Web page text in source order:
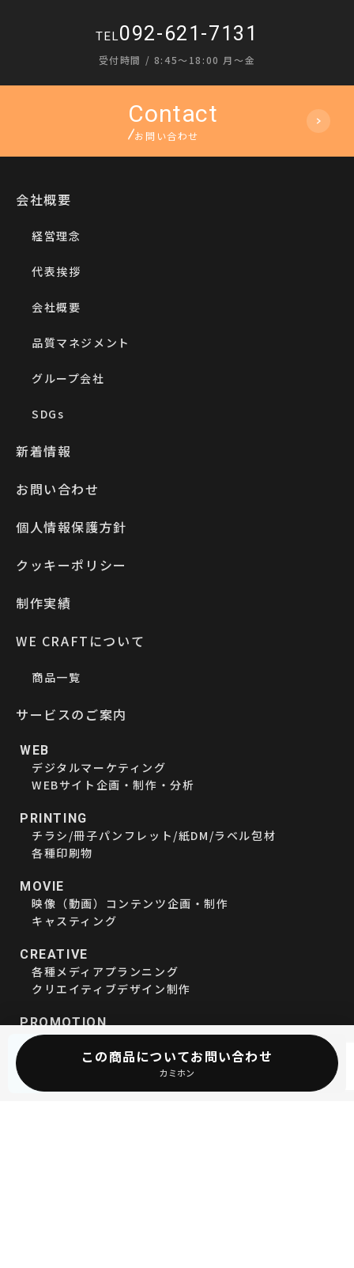
この商品についてお問い合わせ
カミホン
TEL092-621-7131
受付時間 / 8:45〜18:00 月〜金
お問い合わせ
会社概要
経営理念
代表挨拶
会社概要
品質マネジメント
グループ会社
SDGs
新着情報
お問い合わせ
個人情報保護方針
クッキーポリシー
制作実績
WE CRAFTについて
商品一覧
サービスのご案内
WEB
デジタルマーケティング
WEBサイト企画・制作・分析
PRINTING
チラシ/冊子パンフレット/紙DM/ラベル包材
各種印刷物
MOVIE
映像（動画）コンテンツ企画・制作
キャスティング
CREATIVE
各種メディアプランニング
クリエイティブデザイン制作
PROMOTION
店舗販促ツール/ピッキング
採用情報
暑中見舞い WE CRAFT